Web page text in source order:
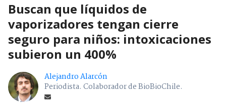
Buscan que líquidos de
vaporizadores tengan cierre
seguro para niños: intoxicaciones
subieron un 400%
Alejandro Alarcón
Periodista. Colaborador de BioBioChile.